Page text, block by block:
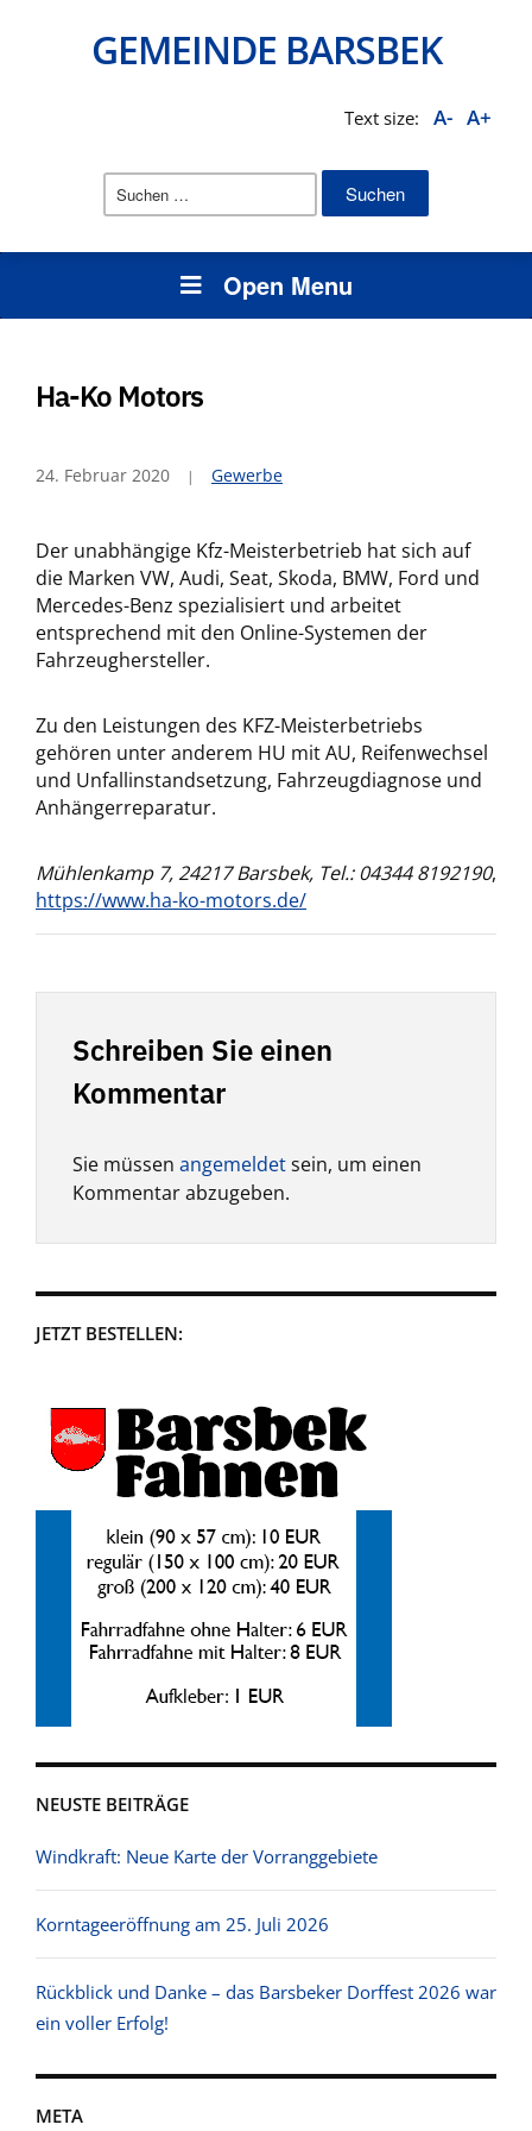
GEMEINDE BARSBEK
Text size: A- A+
Suchen
Open Menu
Ha-Ko Motors
24. Februar 2020 Gewerbe
Der unabhängige Kfz-Meisterbetrieb hat sich auf
die Marken VW, Audi, Seat, Skoda, BMW, Ford und
Mercedes-Benz spezialisiert und arbeitet
entsprechend mit den Online-Systemen der
Fahrzeughersteller.
Zu den Leistungen des KFZ-Meisterbetriebs
gehören unter anderem HU mit AU, Reifenwechsel
und Unfallinstandsetzung, Fahrzeugdiagnose und
Anhängerreparatur.
Mühlenkamp 7, 24217 Barsbek, Tel.: 04344 8192190,
https://www.ha-ko-motors.de/
Schreiben Sie einen
Kommentar
Sie müssen angemeldetsein, um einen
Kommentar abzugeben.
JETZT BESTELLEN:
NEUSTE BEITRÄGE
Windkraft: Neue Karte der Vorranggebiete
Korntageeröffnung am 25. Juli 2026
Rückblick und Danke – das Barsbeker Dorffest 2026 war
ein voller Erfolg!
META